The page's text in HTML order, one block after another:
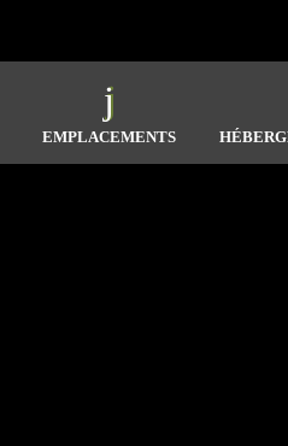
EMPLACEMENTS